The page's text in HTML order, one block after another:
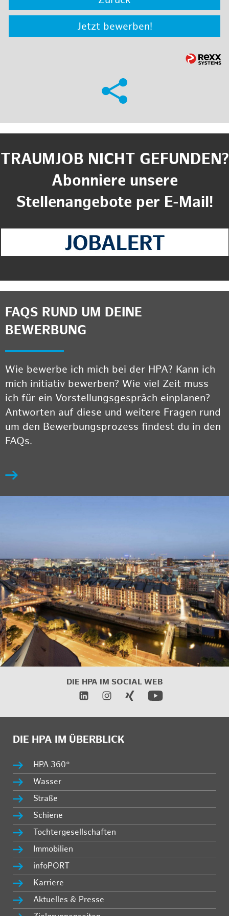
Jetzt bewerben!
TRAUMJOB NICHT GEFUNDEN?
Abonniere unsere
Stellenangebote per E-Mail!
FAQS RUND UM DEINE
BEWERBUNG
Wie bewerbe ich mich bei der HPA? Kann ich
mich initiativ bewerben? Wie viel Zeit muss
ich für ein Vorstellungsgespräch einplanen?
Antworten auf diese und weitere Fragen rund
um den Bewerbungsprozess findest du in den
FAQs.
DIE HPA IM SOCIAL WEB
DIE HPA IM ÜBERBLICK
HPA 360°
Wasser
Straße
Schiene
Tochtergesellschaften
Immobilien
infoPORT
Karriere
Aktuelles & Presse